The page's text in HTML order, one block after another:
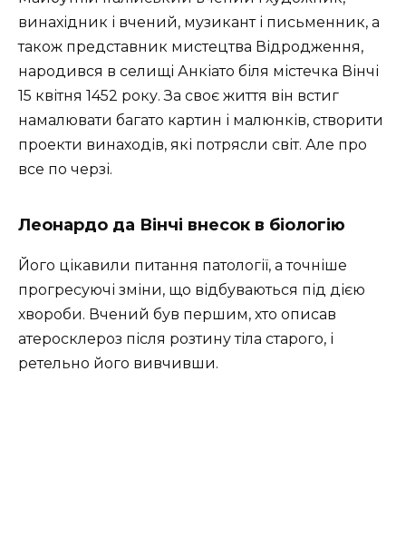
винахідник і вчений, музикант і письменник, а
також представник мистецтва Відродження,
народився в селищі Анкіато біля містечка Вінчі
15 квітня 1452 року. За своє життя він встиг
намалювати багато картин і малюнків, створити
проекти винаходів, які потрясли світ. Але про
все по черзі.
Леонардо да Вінчі внесок в біологію
Його цікавили питання патології, а точніше
прогресуючі зміни, що відбуваються під дією
хвороби. Вчений був першим, хто описав
атеросклероз після розтину тіла старого, і
ретельно його вивчивши.